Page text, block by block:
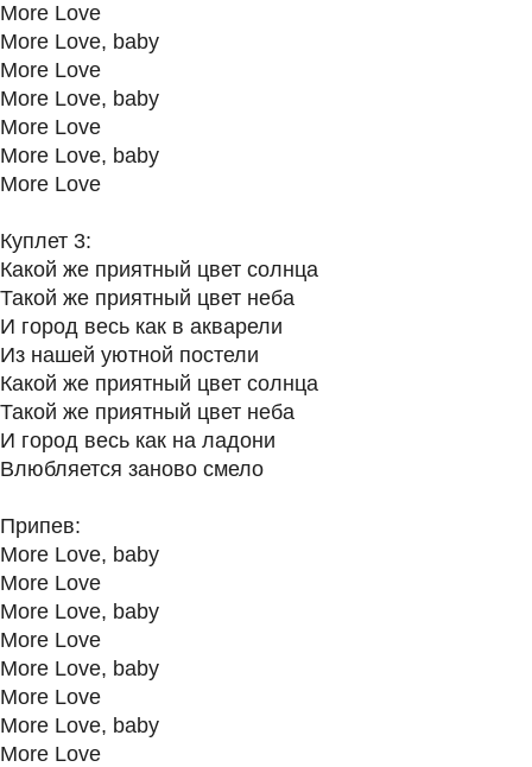
More Love
More Love, baby
More Love
More Love, baby
More Love
More Love, baby
More Love
Куплет 3:
Какой же приятный цвет солнца
Такой же приятный цвет неба
И город весь как в акварели
Из нашей уютной постели
Какой же приятный цвет солнца
Такой же приятный цвет неба
И город весь как на ладони
Влюбляется заново смело
Припев:
More Love, baby
More Love
More Love, baby
More Love
More Love, baby
More Love
More Love, baby
More Love